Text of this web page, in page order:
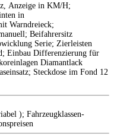
Anzeige in KM/H;
in
Warndreieck;
Beifahrersitz
Serie; Zierleisten
Einbau Differenzierung für
Diamantlack
Steckdose im Fond 12
); Fahrzeugklassen-